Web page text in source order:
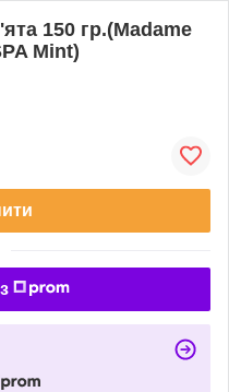
150 гр.(Madame
Mint)